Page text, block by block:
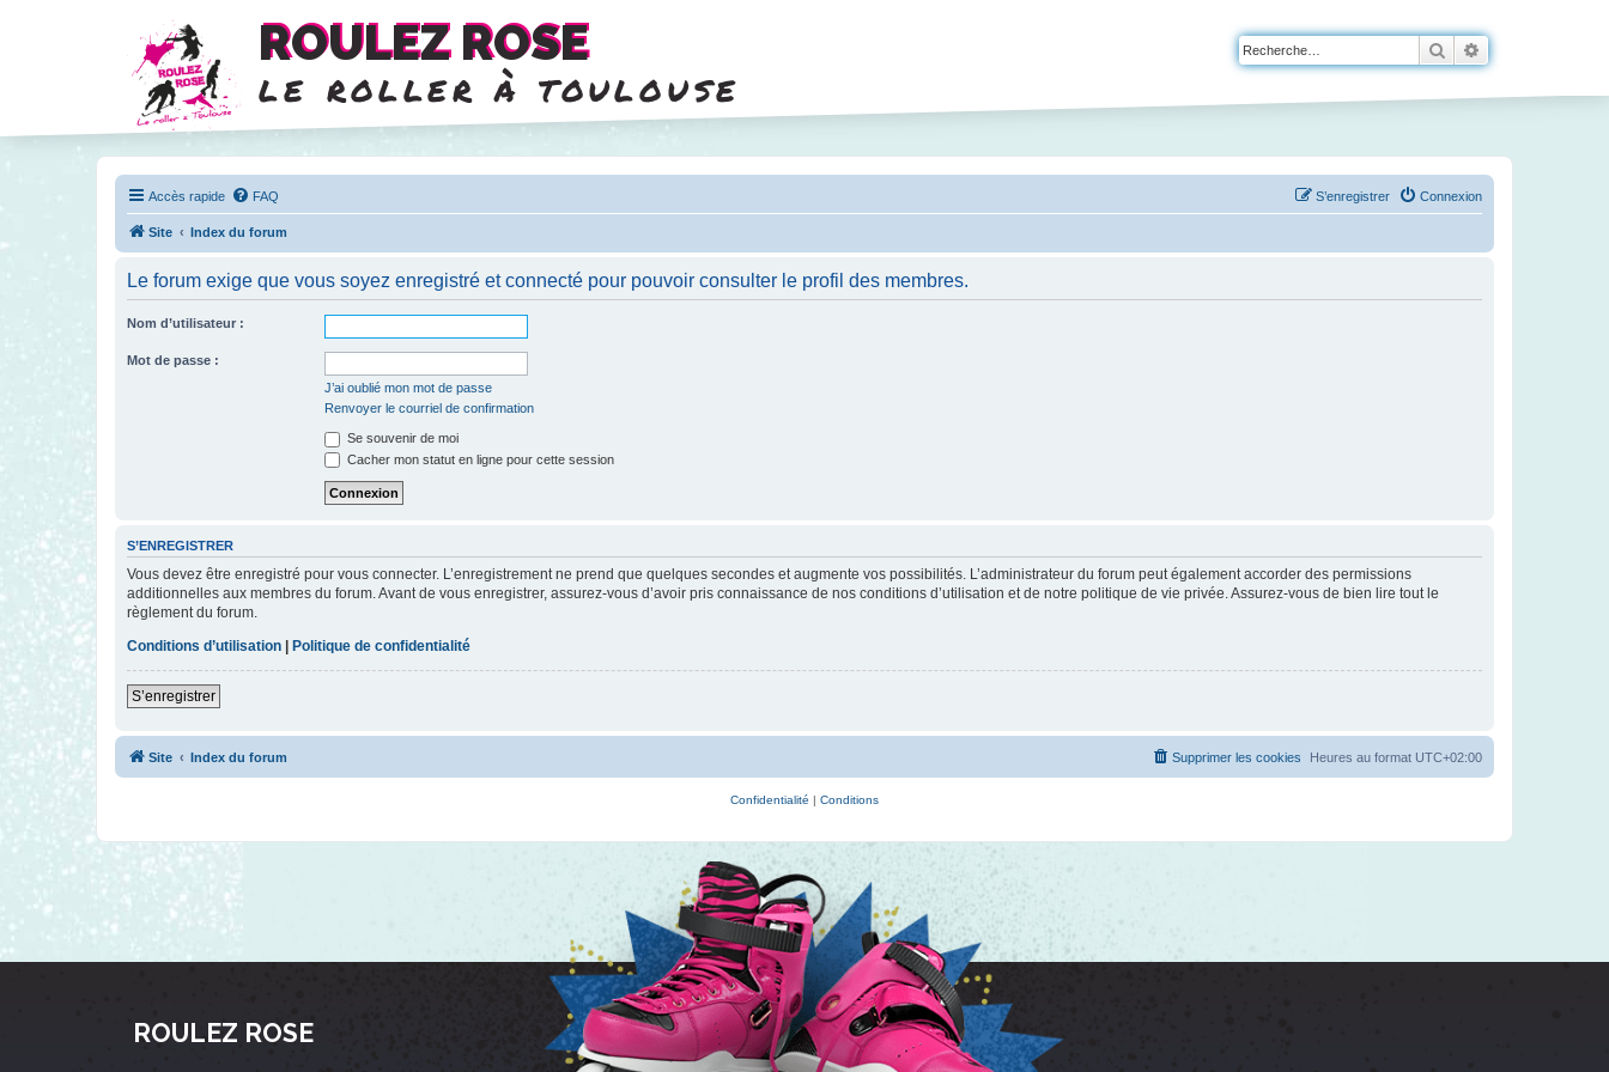
Rechercher
ROULEZ ROSE
le roller à toulouse
Accès rapide FAQ Connexion
S’enregistrer
Site Index du forum
Le forum exige que vous soyez enregistré et connecté pour pouvoir consulter le profil des membres.
Nom d’utilisateur :
Mot de passe :
J’ai oublié mon mot de passe
Renvoyer le courriel de confirmation
Se souvenir de moi
Cacher mon statut en ligne pour cette session
S’ENREGISTRER
Vous devez être enregistré pour vous connecter. L’enregistrement ne prend que quelques secondes et augmente vos possibilités. L’administrateur du forum peut également accorder des permissions
additionnelles aux membres du forum. Avant de vous enregistrer, assurez-vous d’avoir pris connaissance de nos conditions d’utilisation et de notre politique de vie privée. Assurez-vous de bien lire tout le
règlement du forum.
Conditions d’utilisation | Politique de confidentialité
S’enregistrer
Site Index du forum Heures au format UTC+02:00
Supprimer les cookies
Confidentialité | Conditions
ROULEZ ROSE